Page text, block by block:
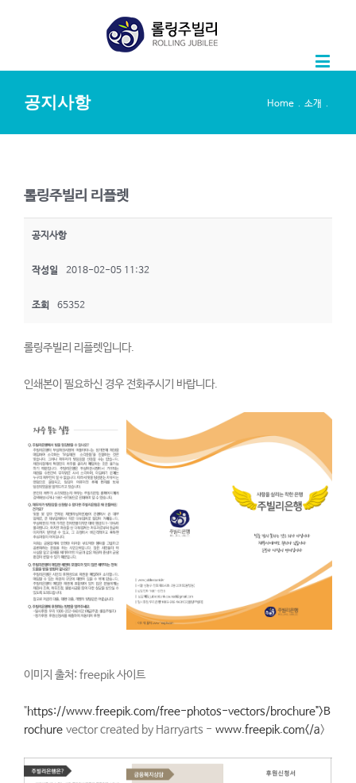
공지사항 Home 소개
롤링주빌리 리플렛
공지사항
작성일 2018-02-05 11:32
조회 65352
롤링주빌리 리플렛입니다.
인쇄본이 필요하신 경우 전화주시기 바랍니다.
이미지 출처: freepik 사이트
"https://www.freepik.com/free-photos-vectors/brochure">B
rochure vector created by Harryarts - www.freepik.com</a>